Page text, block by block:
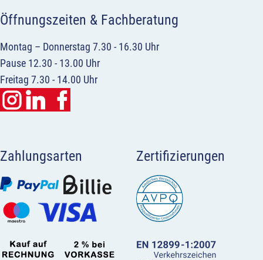
Öffnungszeiten & Fachberatung
Montag – Donnerstag 7.30 - 16.30 Uhr
Pause 12.30 - 13.00 Uhr
Freitag 7.30 - 14.00 Uhr
Zahlungsarten Zertifizierungen